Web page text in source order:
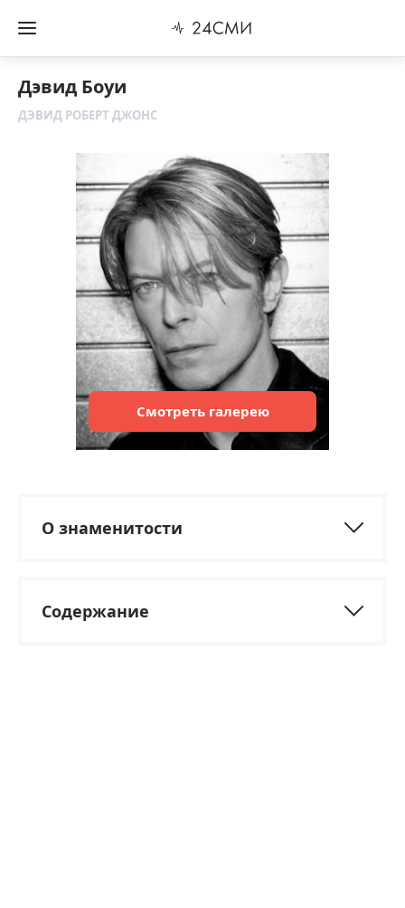
Дэвид Боуи
ДЭВИД РОБЕРТ ДЖОНС
Смотреть галерею
О знаменитости
Содержание